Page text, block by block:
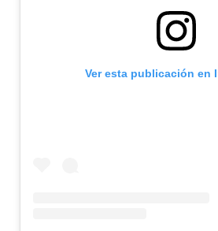
Ver esta publicación en